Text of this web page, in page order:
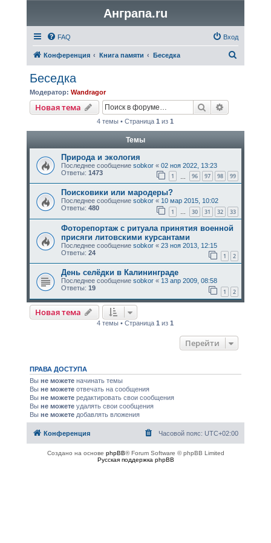
Анграпа.ru
FAQ Вход
Конференция Книга памяти Беседка
Беседка
Модератор: Wandragor
Новая тема Поиск
4 темы • Страница1 из1
Темы
Природа и экология
Последнее сообщение sobkor« 02 ноя 2022, 13:23
Ответы: 1473 1 96 97 98 99
Поисковики или мародеры?
Последнее сообщение sobkor« 10 мар 2015, 10:02
Ответы: 480 1 … 30 31 32 33
Фоторепортаж с ритуала принятия военной
присяги литовскими курсантами
Последнее сообщение sobkor« 23 ноя 2013, 12:15
Ответы: 24 1 2
День селёдки в Калининграде
Последнее сообщение sobkor« 13 апр 2009, 08:58
Ответы: 19 1 2
Новая тема
4 темы • Страница1 из1
Перейти
ПРАВА ДОСТУПА
Вы не можетеначинать темы
Вы не можетеотвечать на сообщения
Вы не можетередактировать свои сообщения
Вы не можетеудалять свои сообщения
Вы не можетедобавлять вложения
Конференция Часовой пояс: UTC+02:00
Создано на основе phpBB® Forum Software © phpBB Limited
Русская поддержка phpBB